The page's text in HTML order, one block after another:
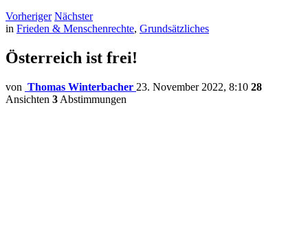
Vorheriger Nächster
in Frieden & Menschenrechte, Grundsätzliches
Österreich ist frei!
von Thomas Winterbacher 23. November 2022, 8:10 28
Ansichten 3 Abstimmungen